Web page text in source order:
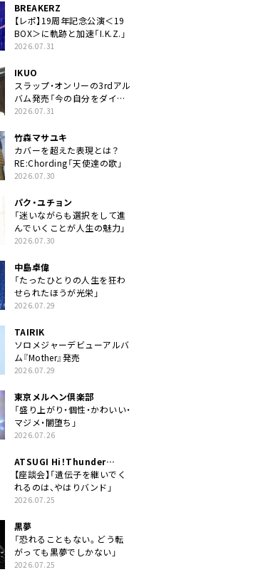
BREAKERZ
【レポ】19周年記念公演＜19
BOX＞に軌跡と加速「I.K.Z.」
2026.07.31
IKUO
スラップ・オンリーの3rdアル
バム発売「今の自分をダイレ
クトに」
2026.07.31
竹森マサユキ
カバーを超えた表現とは？
RE:Chording「天使達の歌」
2026.07.30
パク・ユチョン
「迷いながらも選択をして進
んでいくことが人生の魅力」
2026.07.30
中島卓偉
「たったひとりの人生を狂わ
せられたほうが光栄」
2026.07.29
TAIRIK
ソロメジャーデビューアルバ
ム『Mother』発売
2026.07.29
東京メルヘン倶楽部
「盛り上がり・個性・かわいい・
マジメ・闇堕ち」
2026.07.26
ATSUGI Hi！Thunder
Rock Festival
【座談会】「遺伝子を継いでく
れるのは、やはりバンド」
2026.07.25
黒夢
「恐れることもない。どう転
がっても黒夢でしかない」
2026.07.25